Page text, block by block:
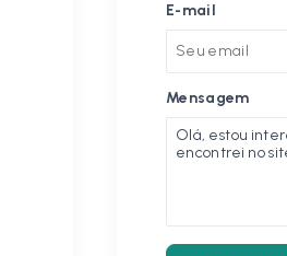
E-mail
Mensagem